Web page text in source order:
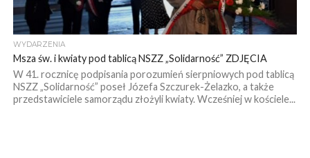
WYDARZENIA
Msza św. i kwiaty pod tablicą NSZZ „Solidarność” ZDJĘCIA
W 41. rocznicę podpisania porozumień sierpniowych pod tablicą
NSZZ „Solidarność” poseł Józefa Szczurek-Żelazko, a także
przedstawiciele samorządu złożyli kwiaty. Wcześniej w kościele...